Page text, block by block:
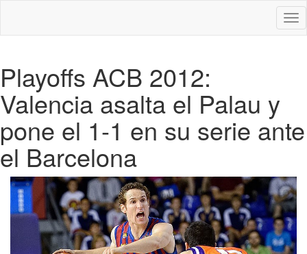
Playoffs ACB 2012:
Valencia asalta el Palau y
pone el 1-1 en su serie ante
el Barcelona